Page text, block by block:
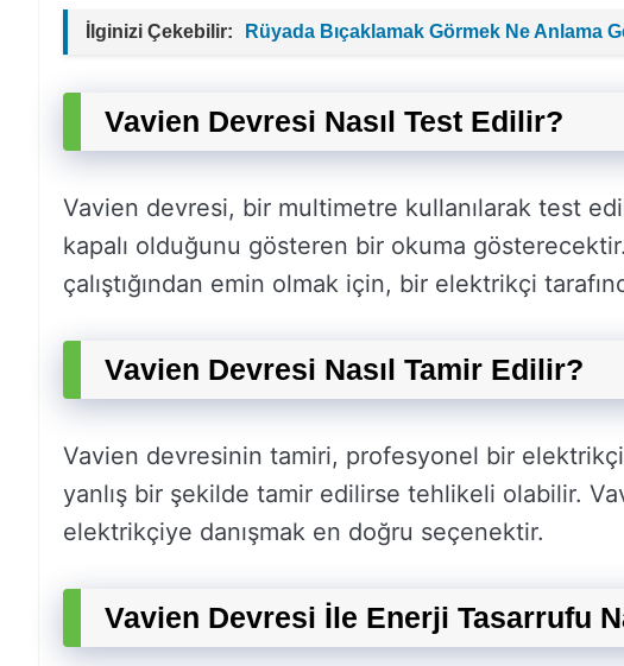
İlginizi Çekebilir: Rüyada Bıçaklamak Görmek Ne Anlama
Vavien Devresi Nasıl Test Edilir?
Vavien devresi, bir multimetre kullanılarak test
kapalı olduğunu gösteren bir okuma
çalıştığından emin olmak için, bir elektrikçi
Vavien Devresi Nasıl Tamir Edilir?
Vavien devresinin tamiri, profesyonel bir elektrikçi
yanlış bir şekilde tamir edilirse tehlikeli olabilir.
elektrikçiye danışmak en doğru seçenektir.
Vavien Devresi İle Enerji Tasarrufu